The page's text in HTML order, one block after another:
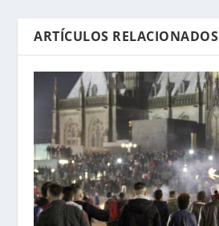
ARTÍCULOS RELACIONADOS